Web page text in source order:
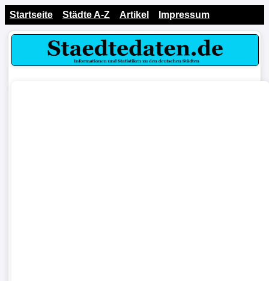
Startseite Städte A-Z Artikel Impressum